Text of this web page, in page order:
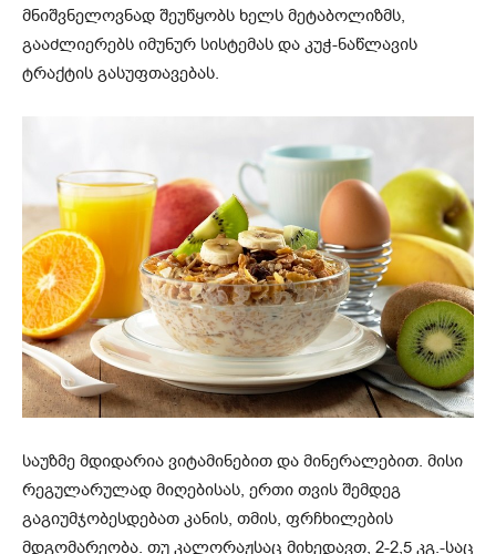
მნიშვნელოვნად შეუწყობს ხელს მეტაბოლიზმს,
გააძლიერებს იმუნურ სისტემას და კუჭ-ნაწლავის
ტრაქტის გასუფთავებას.
საუზმე მდიდარია ვიტამინებით და მინერალებით. მისი
რეგულარულად მიღებისას, ერთი თვის შემდეგ
გაგიუმჯობესდებათ კანის, თმის, ფრჩხილების
მდგომარეობა. თუ კალორაჟსაც მიხედავთ, 2-2,5 კგ.-საც